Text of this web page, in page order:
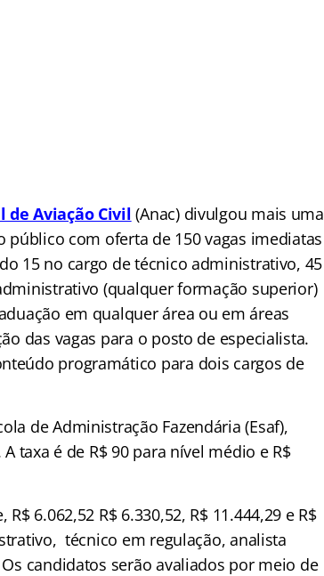
de Aviação Civil (Anac) divulgou mais uma
com oferta de 150 vagas imediatas
15 no cargo de técnico administrativo, 45
(qualquer formação superior)
em qualquer área ou em áreas
das vagas para o posto de especialista.
programático para dois cargos de
de Administração Fazendária (Esaf),
taxa é de R$ 90 para nível médio e R$
6.062,52 R$ 6.330,52, R$ 11.444,29 e R$
técnico em regulação, analista
Os candidatos serão avaliados por meio de